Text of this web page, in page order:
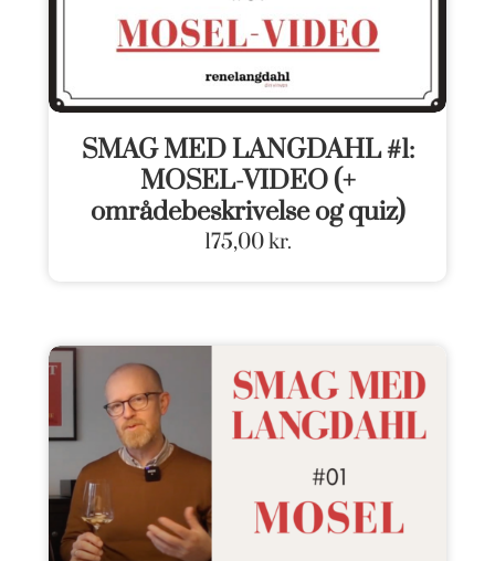
SMAG MED LANGDAHL #1:
MOSEL-VIDEO (+
områdebeskrivelse og quiz)
175,00kr.